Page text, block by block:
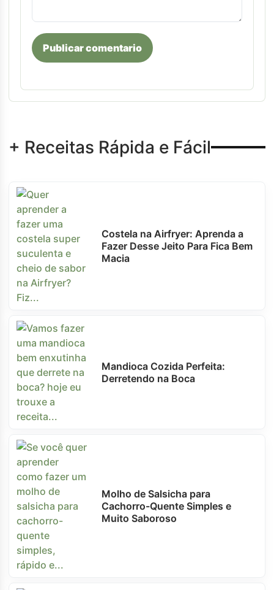
Publicar comentario
+ Receitas Rápida e Fácil
Costela na Airfryer: Aprenda a
Fazer Desse Jeito Para Fica Bem
Macia
Mandioca Cozida Perfeita:
Derretendo na Boca
Molho de Salsicha para
Cachorro-Quente Simples e
Muito Saboroso